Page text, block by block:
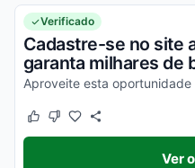
Verificado
Cadastre-se no site
garanta milhares de
Este cupom funcionou
Este cupom não funcionou
Ver